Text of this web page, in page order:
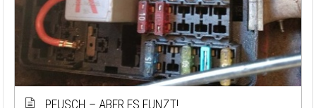
PFUSCH – ABER ES FUNZT!